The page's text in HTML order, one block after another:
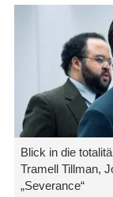
Blick in die
Tramell Tillman,
„Severance“